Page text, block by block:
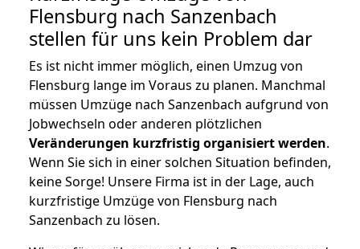
Flensburg nach Sanzenbach
stellen für uns kein Problem dar
Es ist nicht immer möglich, einen Umzug von
Flensburg lange im Voraus zu planen. Manchmal
müssen Umzüge nach Sanzenbach aufgrund von
Jobwechseln oder anderen plötzlichen
Veränderungen kurzfristig organisiert werden.
Wenn Sie sich in einer solchen Situation befinden,
keine Sorge! Unsere Firma ist in der Lage, auch
kurzfristige Umzüge von Flensburg nach
Sanzenbach zu lösen.